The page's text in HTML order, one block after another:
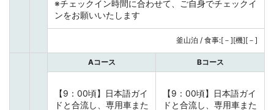
※チェックイン時間に合わせて、ご自身でチェックイ
ンをお願いいたします
釜山泊 / 食事:[－][機][－]
Aコース Bコース
【9：00頃】日本語ガイ
ドと合流し、専用車また
【9：00頃】日本語ガイ
ドと合流し、専用車また